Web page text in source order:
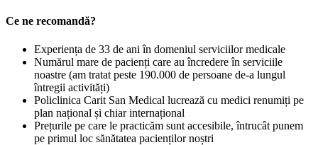
Ce ne recomandă?
Experiența de 33 de ani în domeniul serviciilor medicale
Numărul mare de pacienți care au încredere în serviciile
noastre (am tratat peste 190.000 de persoane de-a lungul
întregii activități)
Policlinica Carit San Medical lucrează cu medici renumiți pe
plan național și chiar internațional
Prețurile pe care le practicăm sunt accesibile, întrucât punem
pe primul loc sănătatea pacienților noștri